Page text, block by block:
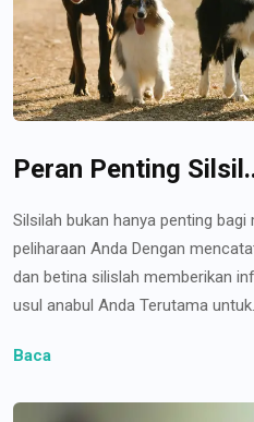
Peran Penting
Silsilah bukan hanya penting
peliharaan Anda Dengan
dan betina silislah memberikan
usul anabul Anda Terutama
Baca